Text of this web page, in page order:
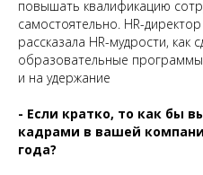
повышать квалификацию
самостоятельно. HR-
рассказала HR-мудрости, как
образовательные
и на удержание
- Если кратко, то как бы
кадрами в вашей
года?